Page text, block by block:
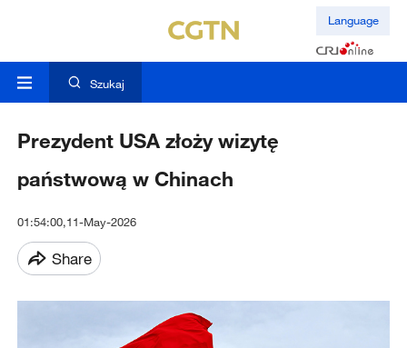
Language
Szukaj
Prezydent USA złoży wizytę
państwową w Chinach
01:54:00,11-May-2026
Share